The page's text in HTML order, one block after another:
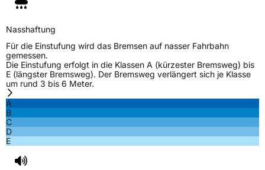
Nasshaftung
Für die Einstufung wird das Bremsen auf nasser Fahrbahn
gemessen.
Die Einstufung erfolgt in die Klassen A (kürzester Bremsweg) bis
E (längster Bremsweg). Der Bremsweg verlängert sich je Klasse
um rund 3 bis 6 Meter.
A
B
C
D
E